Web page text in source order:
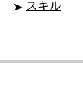
スキル